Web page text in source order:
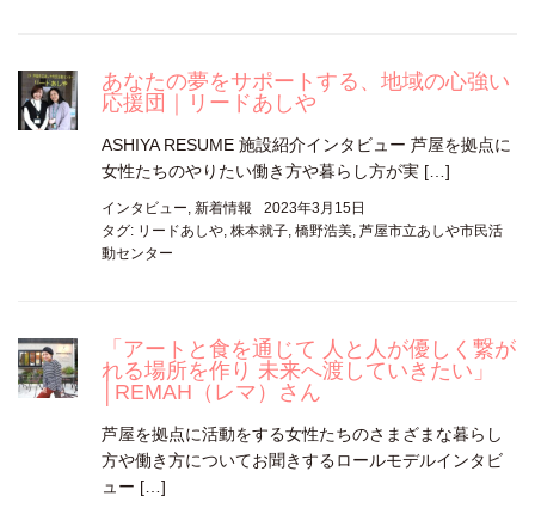
あなたの夢をサポートする、地域の心強い
応援団｜リードあしや
ASHIYA RESUME 施設紹介インタビュー 芦屋を拠点に
女性たちのやりたい働き方や暮らし方が実 […]
インタビュー, 新着情報
2023年3月15日
タグ: リードあしや, 株本就子, 橋野浩美, 芦屋市立あしや市民活
動センター
「アートと食を通じて 人と人が優しく繋が
れる場所を作り 未来へ渡していきたい」
│REMAH（レマ）さん
芦屋を拠点に活動をする女性たちのさまざまな暮らし
方や働き方についてお聞きするロールモデルインタビ
ュー […]